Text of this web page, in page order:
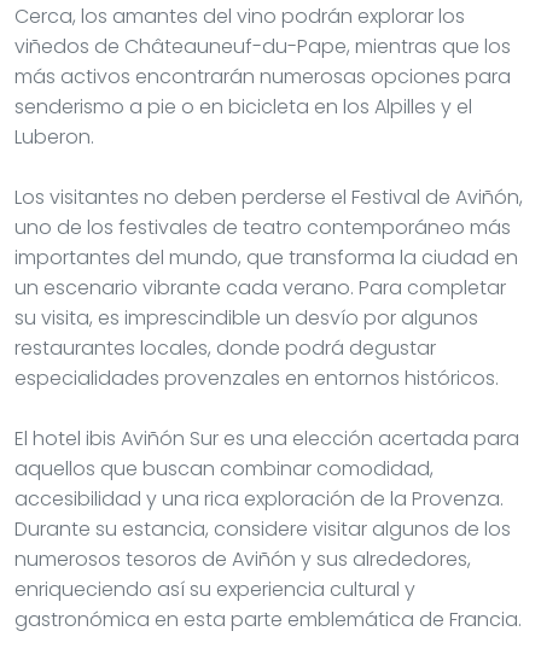
Cerca, los amantes del vino podrán explorar los
viñedos de Châteauneuf-du-Pape, mientras que los
más activos encontrarán numerosas opciones para
senderismo a pie o en bicicleta en los Alpilles y el
Luberon.
Los visitantes no deben perderse el Festival de Aviñón,
uno de los festivales de teatro contemporáneo más
importantes del mundo, que transforma la ciudad en
un escenario vibrante cada verano. Para completar
su visita, es imprescindible un desvío por algunos
restaurantes locales, donde podrá degustar
especialidades provenzales en entornos históricos.
El hotel ibis Aviñón Sur es una elección acertada para
aquellos que buscan combinar comodidad,
accesibilidad y una rica exploración de la Provenza.
Durante su estancia, considere visitar algunos de los
numerosos tesoros de Aviñón y sus alrededores,
enriqueciendo así su experiencia cultural y
gastronómica en esta parte emblemática de Francia.